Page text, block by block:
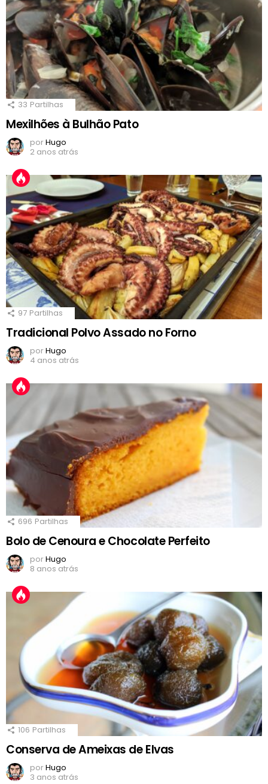
33 Partilhas
Mexilhões à Bulhão Pato
porHugo
2 anos atrás
97 Partilhas
Tradicional Polvo Assado no Forno
porHugo
4 anos atrás
696 Partilhas
Bolo de Cenoura e Chocolate Perfeito
porHugo
8 anos atrás
106 Partilhas
Conserva de Ameixas de Elvas
porHugo
3 anos atrás